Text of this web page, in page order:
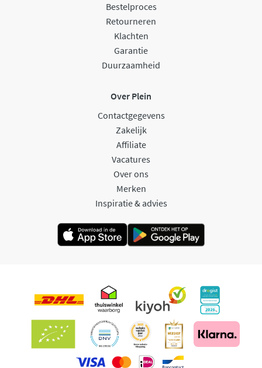
Bestelproces
Retourneren
Klachten
Garantie
Duurzaamheid
Over Plein
Contactgegevens
Zakelijk
Affiliate
Vacatures
Over ons
Merken
Inspiratie & advies